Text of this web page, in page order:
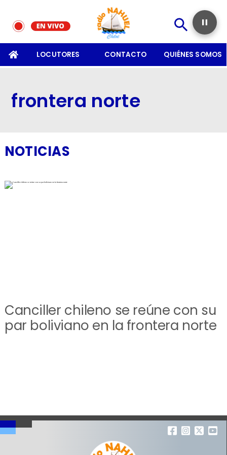
LOCUTORES CONTACTO QUIÉNES SOMOS
frontera norte
NOTICIAS
Canciller chileno se reúne con su
par boliviano en la frontera norte